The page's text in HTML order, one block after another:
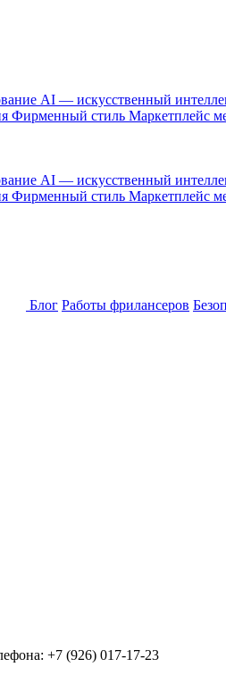
AI — искусственный
Фирменный стиль Маркетплейс
AI — искусственный
Фирменный стиль Маркетплейс
Блог Работы фрилансеров
+7 (926) 017-17-23